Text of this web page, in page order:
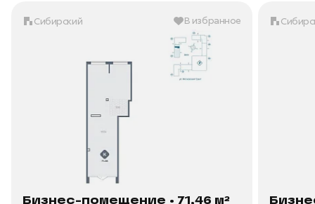
Сибирский В избранное
Бизнес-помещение • 71,46 м²